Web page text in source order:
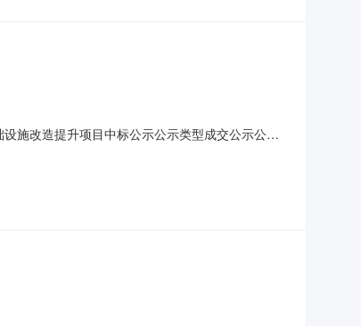
施改造提升项目中标公示公示类型成交公示公示
，已结束投标单位竞价环节并已确